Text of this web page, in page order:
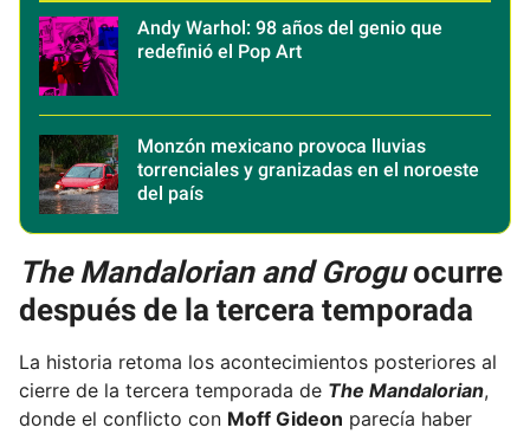
Andy Warhol: 98 años del genio que
redefinió el Pop Art
Monzón mexicano provoca lluvias
torrenciales y granizadas en el noroeste
del país
The Mandalorian and Groguocurre
después de la tercera temporada
La historia retoma los acontecimientos posteriores al
cierre de la tercera temporada de The Mandalorian,
donde el conflicto con Moff Gideon parecía haber